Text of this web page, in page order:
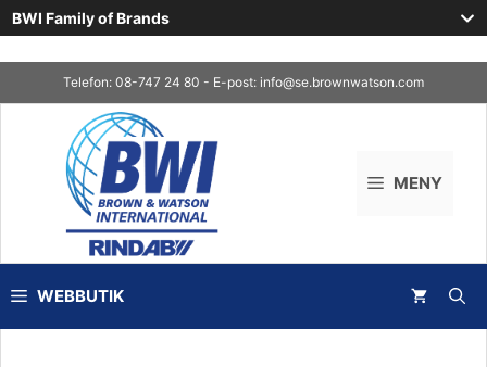
BWI Family of Brands
to
Telefon: 08-747 24 80 - E-post: info@se.brownwatson.com
MENY
WEBBUTIK